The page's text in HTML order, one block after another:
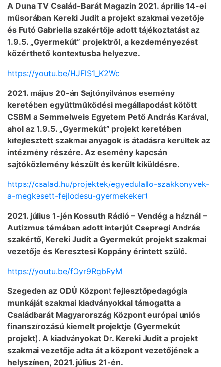
A Duna TV Család-Barát Magazin 2021. április 14-ei
műsorában Kereki Judit a projekt szakmai vezetője
és Futó Gabriella szakértője adott tájékoztatást az
1.9.5. „Gyermekút” projektről, a kezdeményezést
közérthető kontextusba helyezve.
https://youtu.be/HJFlS1_K2Wc
2021. május 20-án Sajtónyilvános esemény
keretében együttműködési megállapodást kötött
CSBM a Semmelweis Egyetem Pető András Karával,
ahol az 1.9.5. „Gyermekút” projekt keretében
kifejlesztett szakmai anyagok is átadásra kerültek az
intézmény részére. Az esemény kapcsán
sajtóközlemény készült és került kiküldésre.
https://csalad.hu/projektek/egyedulallo-szakkonyvek-
a-megkesett-fejlodesu-gyermekekert
2021. július 1-jén Kossuth Rádió – Vendég a háznál –
Autizmus témában adott interjút Csepregi András
szakértő, Kereki Judit a Gyermekút projekt szakmai
vezetője és Keresztesi Koppány érintett szülő.
https://youtu.be/fOyr9RgbRyM
Szegeden az ODÚ Központ fejlesztőpedagógia
munkáját szakmai kiadványokkal támogatta a
Családbarát Magyarország Központ európai uniós
finanszírozású kiemelt projektje (Gyermekút
projekt). A kiadványokat Dr. Kereki Judit a projekt
szakmai vezetője adta át a központ vezetőjének a
helyszínen, 2021. július 21-én.